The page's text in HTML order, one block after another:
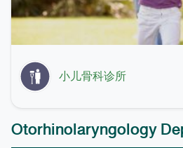
小儿骨科诊所
Otorhinolaryngology